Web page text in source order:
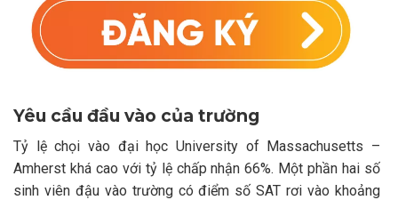
Yêu cầu đầu vào của trường
Tỷ lệ chọi vào đại học University of Massachusetts –
Amherst khá cao với tỷ lệ chấp nhận 66%. Một phần hai số
sinh viên đậu vào trường có điểm số SAT rơi vào khoảng